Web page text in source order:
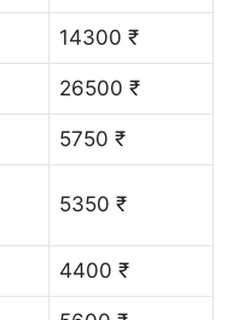
14300 ₹
26500 ₹
5750 ₹
5350 ₹
4400 ₹